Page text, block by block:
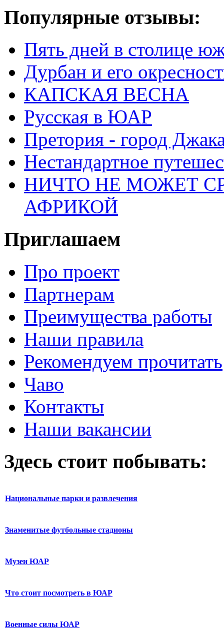
Популярные отзывы:
Пять дней в столице
Дурбан и его
КАПСКАЯ ВЕСНА
Русская в ЮАР
Претория - город
Нестандартное
НИЧТО НЕ МОЖЕТ
АФРИКОЙ
Приглашаем
Про проект
Партнерам
Преимущества работы
Наши правила
Рекомендуем прочитать
Чаво
Контакты
Наши вакансии
Здесь стоит побывать:
Национальные парки и развлечения
Знаменитые футбольные стадионы
Музеи ЮАР
Что стоит посмотреть в ЮАР
Военные силы ЮАР